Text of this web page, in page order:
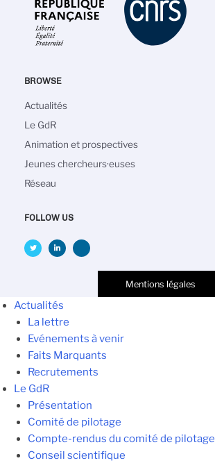
BROWSE
Main
navigation
Actualités
Le GdR
Animation et prospectives
Jeunes chercheurs·euses
Réseau
FOLLOW US
Mentions légales
Actualités
La lettre
Evénements à venir
Faits Marquants
Recrutements
Le GdR
Présentation
Comité de pilotage
Compte-rendus du comité de pilotage
Conseil scientifique